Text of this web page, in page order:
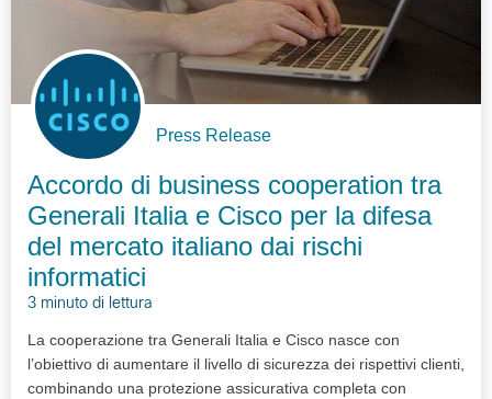
Press Release
Accordo di business cooperation tra
Generali Italia e Cisco per la difesa
del mercato italiano dai rischi
informatici
3 minuto di lettura
La cooperazione tra Generali Italia e Cisco nasce con
l’obiettivo di aumentare il livello di sicurezza dei rispettivi clienti,
combinando una protezione assicurativa completa con